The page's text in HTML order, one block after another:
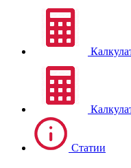
Статии